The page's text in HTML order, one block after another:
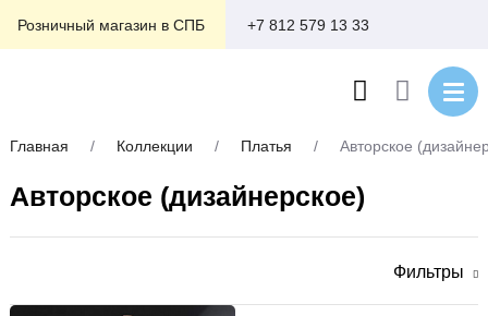
Розничный магазин в СПБ +7 812 579 13 33
Главная / Коллекции / Платья / Авторское
Авторское (дизайнерское)
Фильтры